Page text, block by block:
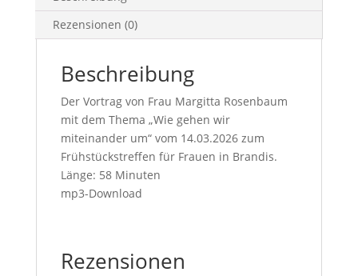
Rezensionen (0)
Beschreibung
Der Vortrag von Frau Margitta Rosenbaum
mit dem Thema „Wie gehen wir
miteinander um“ vom 14.03.2026 zum
Frühstückstreffen für Frauen in Brandis.
Länge: 58 Minuten
mp3-Download
Rezensionen